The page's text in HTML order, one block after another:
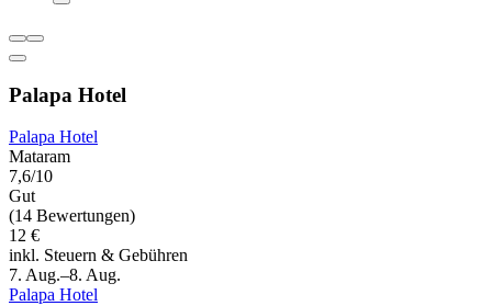
Palapa Hotel
Palapa Hotel
Mataram
7,6/10
Gut
(14 Bewertungen)
12 €
inkl. Steuern & Gebühren
7. Aug.–8. Aug.
Palapa Hotel